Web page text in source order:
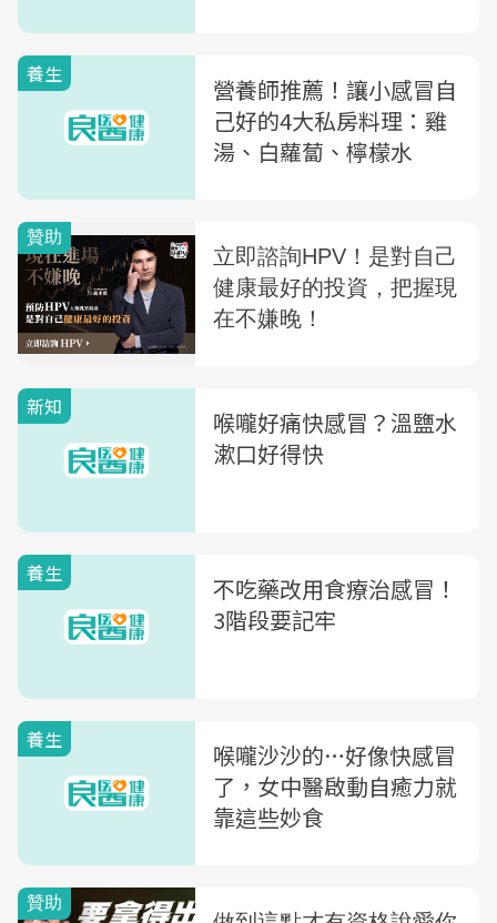
養生
營養師推薦！讓小感冒自
己好的4大私房料理：雞
湯、白蘿蔔、檸檬水
新知
喉嚨好痛快感冒？溫鹽水
漱口好得快
養生
不吃藥改用食療治感冒！
3階段要記牢
養生
喉嚨沙沙的…好像快感冒
了，女中醫啟動自癒力就
靠這些妙食